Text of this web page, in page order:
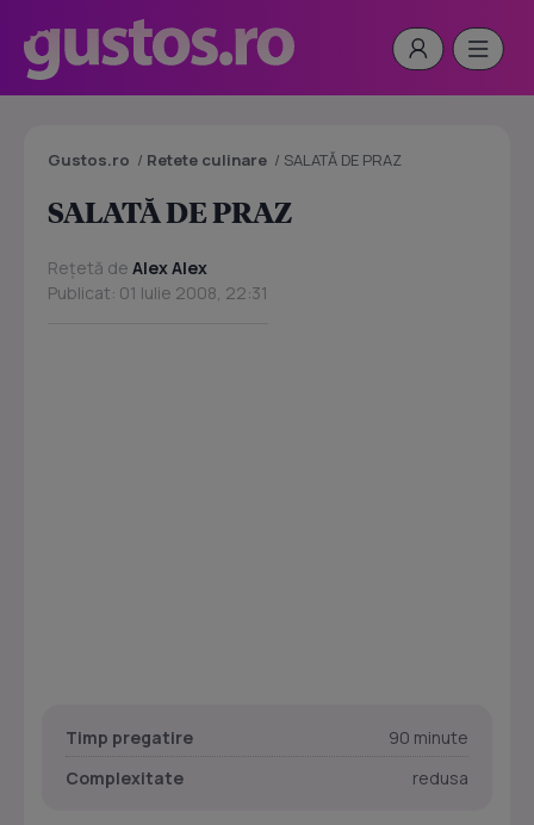
Gustos.ro / Retete culinare / SALATĂ DE PRAZ
SALATĂ DE PRAZ
Rețetă de Alex Alex
Publicat: 01 Iulie 2008, 22:31
Timp pregatire
90 minute
Complexitate
redusa